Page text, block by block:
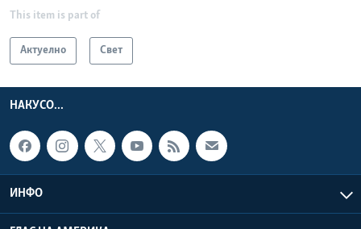
This item is part of
Актуелно Свет
НАКУСО...
ИНФО